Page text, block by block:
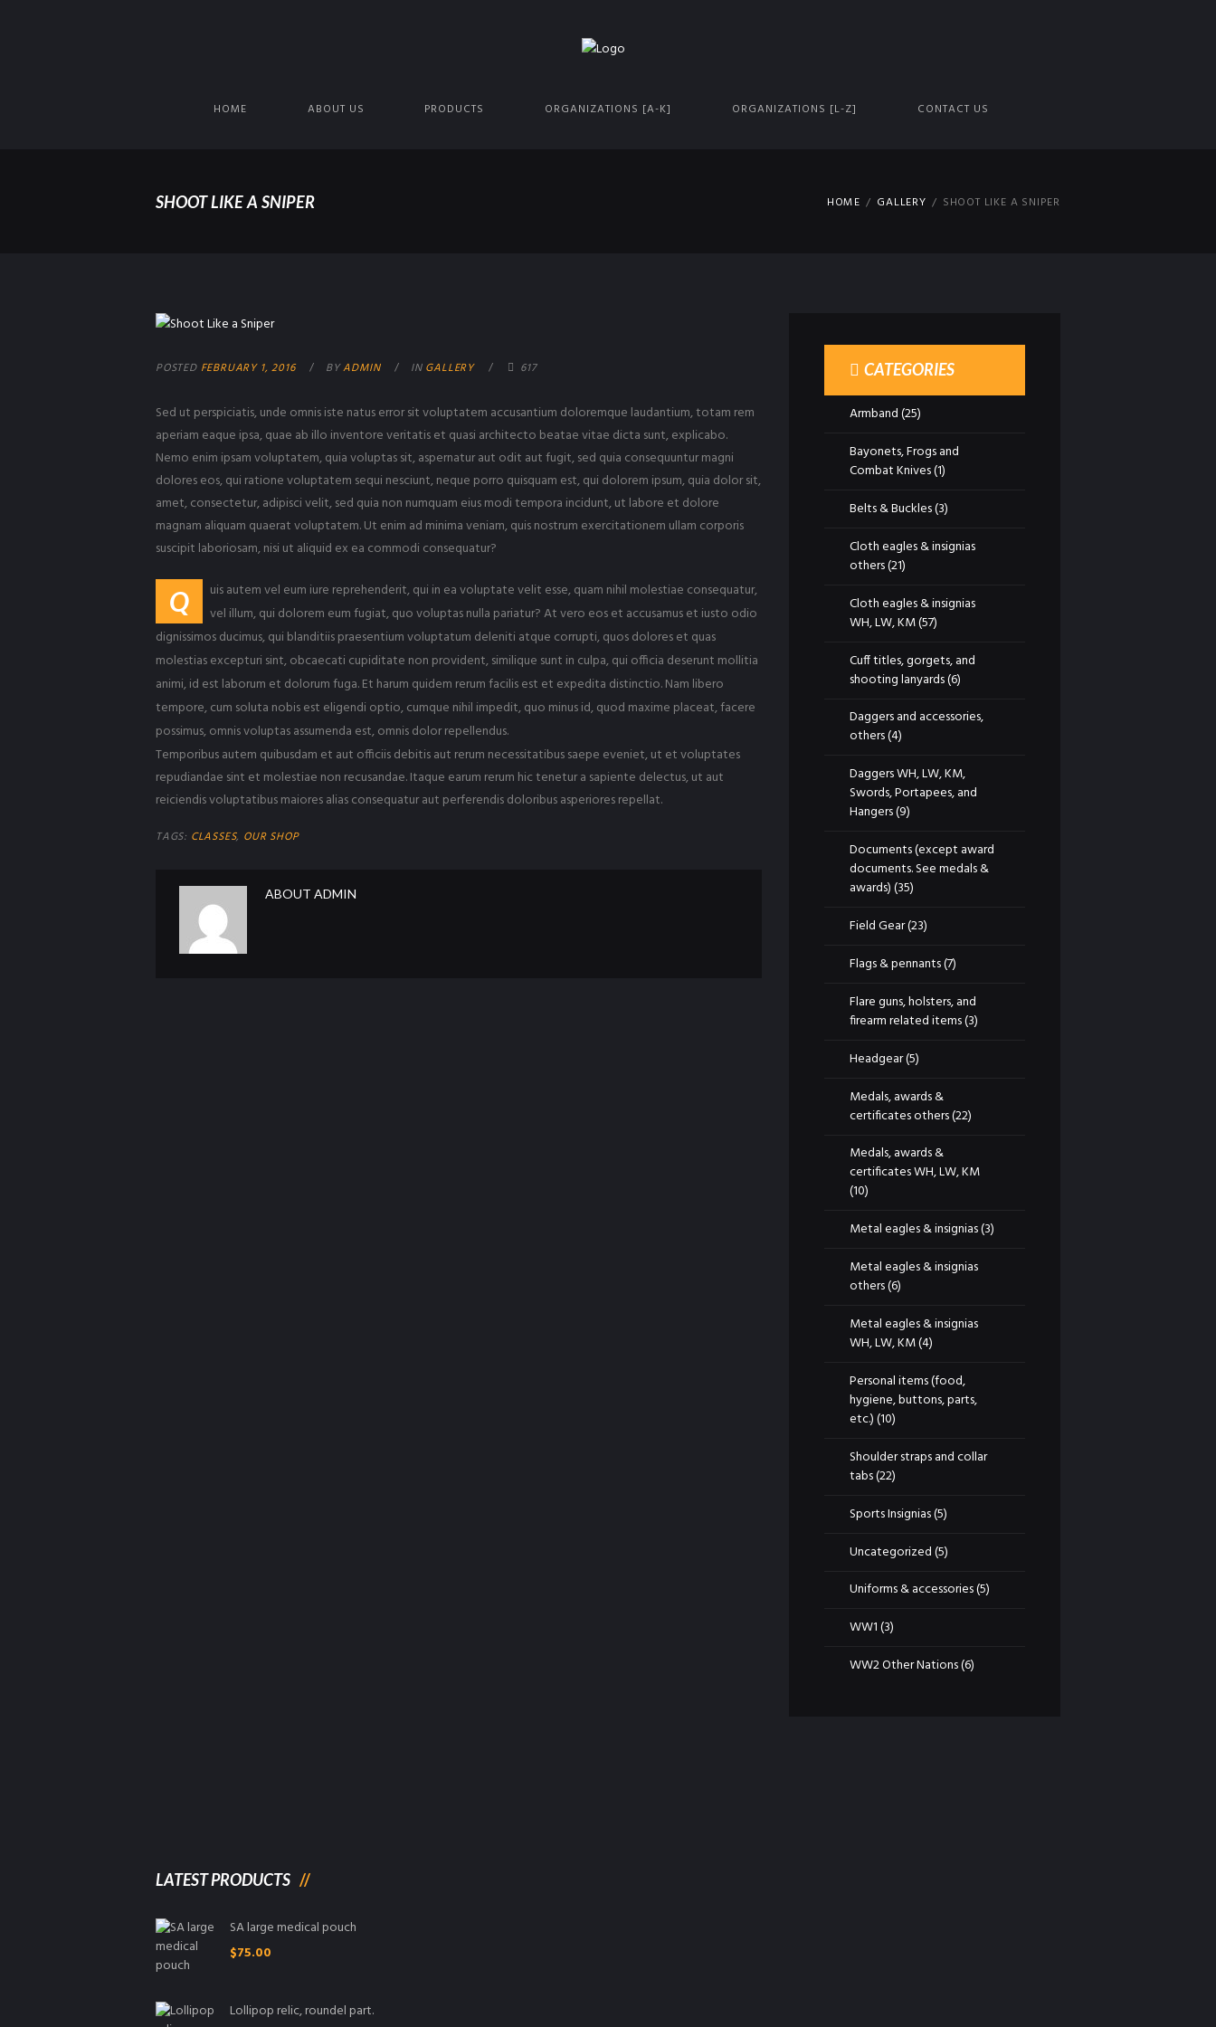
HOME ABOUT US PRODUCTS ORGANIZATIONS [A-K] ORGANIZATIONS [L-Z] CONTACT US
SHOOT LIKE A SNIPER HOME GALLERY SHOOT LIKE A SNIPER
POSTED FEBRUARY 1, 2016 BYADMIN IN GALLERY 617
Sed ut perspiciatis, unde omnis iste natus error sit voluptatem accusantium doloremque laudantium, totam rem
aperiam eaque ipsa, quae ab illo inventore veritatis et quasi architecto beatae vitae dicta sunt, explicabo.
Nemo enim ipsam voluptatem, quia voluptas sit, aspernatur aut odit aut fugit, sed quia consequuntur magni
dolores eos, qui ratione voluptatem sequi nesciunt, neque porro quisquam est, qui dolorem ipsum, quia dolor sit,
amet, consectetur, adipisci velit, sed quia non numquam eius modi tempora incidunt, ut labore et dolore
magnam aliquam quaerat voluptatem. Ut enim ad minima veniam, quis nostrum exercitationem ullam corporis
suscipit laboriosam, nisi ut aliquid ex ea commodi consequatur?
Q
uis autem vel eum iure reprehenderit, qui in ea voluptate velit esse, quam nihil molestiae consequatur,
vel illum, qui dolorem eum fugiat, quo voluptas nulla pariatur? At vero eos et accusamus et iusto odio
dignissimos ducimus, qui blanditiis praesentium voluptatum deleniti atque corrupti, quos dolores et quas
molestias excepturi sint, obcaecati cupiditate non provident, similique sunt in culpa, qui officia deserunt mollitia
animi, id est laborum et dolorum fuga. Et harum quidem rerum facilis est et expedita distinctio. Nam libero
tempore, cum soluta nobis est eligendi optio, cumque nihil impedit, quo minus id, quod maxime placeat, facere
possimus, omnis voluptas assumenda est, omnis dolor repellendus.
Temporibus autem quibusdam et aut officiis debitis aut rerum necessitatibus saepe eveniet, ut et voluptates
repudiandae sint et molestiae non recusandae. Itaque earum rerum hic tenetur a sapiente delectus, ut aut
reiciendis voluptatibus maiores alias consequatur aut perferendis doloribus asperiores repellat.
TAGS: CLASSES, OUR SHOP
ABOUT ADMIN
CATEGORIES
Armband(25)
Bayonets, Frogs and
Combat Knives(1)
Belts & Buckles(3)
Cloth eagles & insignias
others(21)
Cloth eagles & insignias
WH, LW, KM(57)
Cuff titles, gorgets, and
shooting lanyards(6)
Daggers and accessories,
others(4)
Daggers WH, LW, KM,
Swords, Portapees, and
Hangers(9)
Documents (except award
documents. See medals &
awards)(35)
Field Gear(23)
Flags & pennants(7)
Flare guns, holsters, and
firearm related items(3)
Headgear(5)
Medals, awards &
certificates others(22)
Medals, awards &
certificates WH, LW, KM
(10)
Metal eagles & insignias(3)
Metal eagles & insignias
others(6)
Metal eagles & insignias
WH, LW, KM(4)
Personal items (food,
hygiene, buttons, parts,
etc.)(10)
Shoulder straps and collar
tabs(22)
Sports Insignias(5)
Uncategorized(5)
Uniforms & accessories(5)
WW1(3)
WW2 Other Nations(6)
LATEST PRODUCTS
SA large medical pouch
$75.00
Lollipop relic, roundel part.